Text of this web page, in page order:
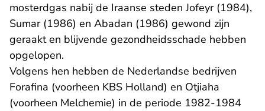
mosterdgas nabij de Iraanse steden Jofeyr (1984),
Sumar (1986) en Abadan (1986) gewond zijn
geraakt en blijvende gezondheidsschade hebben
opgelopen.
Volgens hen hebben de Nederlandse bedrijven
Forafina (voorheen KBS Holland) en Otjiaha
(voorheen Melchemie) in de periode 1982-1984